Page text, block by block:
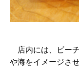
店内には、ビー
や海をイメージさ